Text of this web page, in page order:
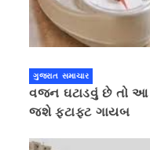
ગુજરાત સમાચાર
વજન ઘટાડવું છે તો
જશે ફટાફટ ગાયબ